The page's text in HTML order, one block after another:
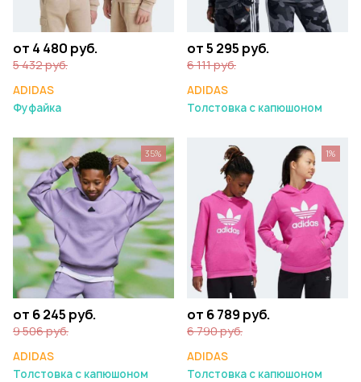
от 4 480 руб.
5 432 руб.
ADIDAS
Фуфайка
от 5 295 руб.
6 111 руб.
ADIDAS
Толстовка с капюшоном
от 6 245 руб.
9 506 руб.
ADIDAS
Толстовка с капюшоном
35%
от 6 789 руб.
6 790 руб.
ADIDAS
Толстовка с капюшоном
1%